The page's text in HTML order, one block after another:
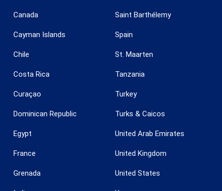
Canada
Cayman Islands
Chile
Costa Rica
Curaçao
Dominican Republic
Egypt
France
Grenada
Saint Barthélemy
Spain
St. Maarten
Tanzania
Turkey
Turks & Caicos
United Arab Emirates
United Kingdom
United States
Aceptar todas